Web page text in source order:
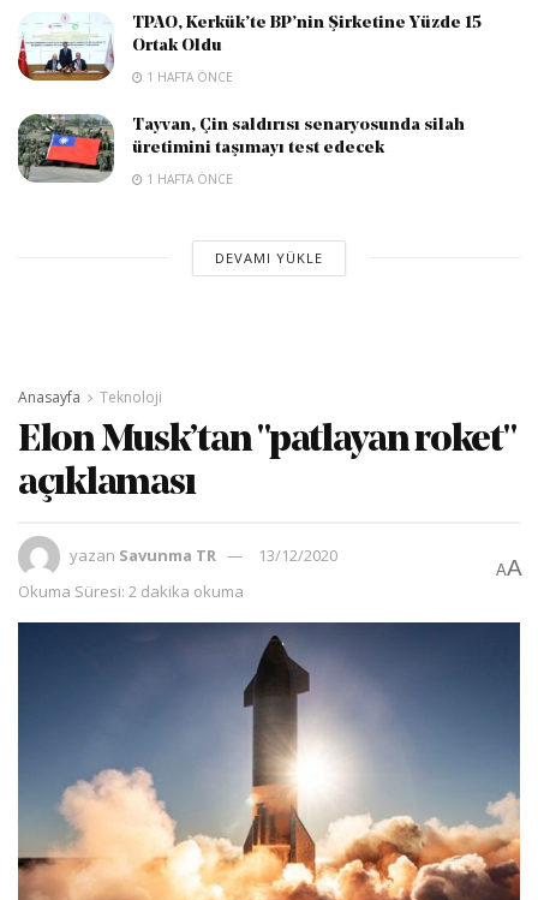
TPAO, Kerkük’te BP’nin Şirketine Yüzde 15
Ortak Oldu
1 HAFTA ÖNCE
Tayvan, Çin saldırısı senaryosunda silah
üretimini taşımayı test edecek
1 HAFTA ÖNCE
DEVAMI YÜKLE
Anasayfa Teknoloji
Elon Musk’tan "patlayan roket"
açıklaması
yazan Savunma TR
13/12/2020
Okuma Süresi: 2 dakika okuma
AA